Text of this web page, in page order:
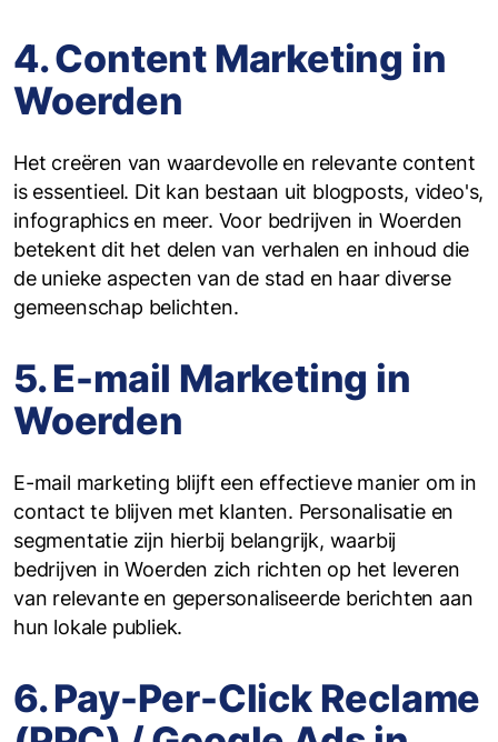
4. Content Marketing in
Woerden
Het creëren van waardevolle en relevante content
is essentieel. Dit kan bestaan uit blogposts, video's,
infographics en meer. Voor bedrijven in Woerden
betekent dit het delen van verhalen en inhoud die
de unieke aspecten van de stad en haar diverse
gemeenschap belichten.
5. E-mail Marketing in
Woerden
E-mail marketing blijft een effectieve manier om in
contact te blijven met klanten. Personalisatie en
segmentatie zijn hierbij belangrijk, waarbij
bedrijven in Woerden zich richten op het leveren
van relevante en gepersonaliseerde berichten aan
hun lokale publiek.
6. Pay-Per-Click Reclame